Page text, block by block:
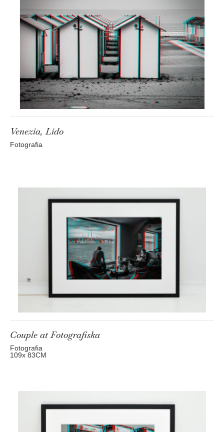
Venezia, Lido
Fotografia
Couple at Fotografiska
Fotografia
109x 83CM